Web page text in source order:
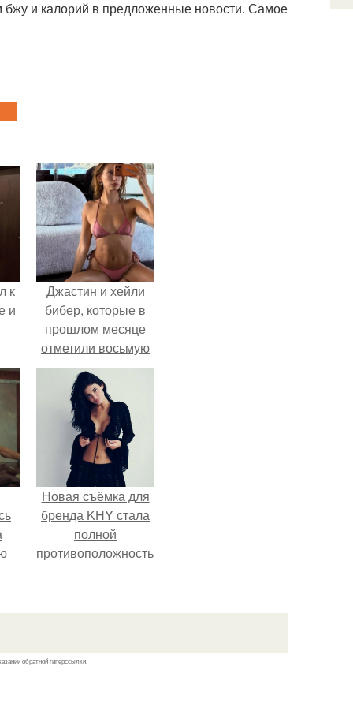
и калорий в предложенные новости. Самое
к
и
Джастин и хейли
бибер, которые в
прошлом месяце
отметили восьмую
годовщину
помолвки, показали
новые фото с
совместного
отдыха.
Новая съёмка для
бренда KHY стала
полной
противоположностью
ассоциировалась
обратной гиперссылки.